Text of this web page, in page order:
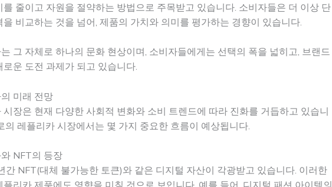
를 줄이고 자원을 절약하는 방법으로 주목받고 있습니다. 소비자들은 더 이상 단
을 비교하는 것을 넘어, 제품의 가치와 의미를 평가하는 경향이 있습니다.
그 자체로 하나의 문화 현상이며, 소비자들에게는 선택의 폭을 넓히고, 브랜드
로운 도전 과제가 되고 있습니다.
미래 전망
시장은 현재 다양한 사회적 변화와 소비 트렌드에 따라 진화를 거듭하고 있습니
의 레플리카 시장에서는 몇 가지 중요한 흐름이 예상됩니다.
NFT의 등장
간 NFT(대체 불가능한 토큰)와 같은 디지털 자산이 각광받고 있습니다. 이러한